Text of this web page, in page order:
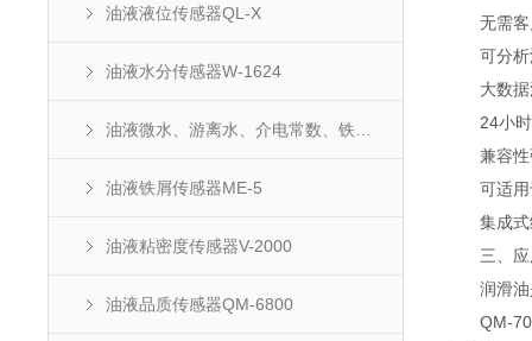
油液液位传感器QL-X
油液水分传感器W-1624
油液铁屑传感器ME-5
油液粘密度传感器V-2000
油液品质传感器QM-6800
无需客户
可分析油
大数据油
24小时
兼容性强
可适用于
集成式
三、应
润滑油是
QM-7000